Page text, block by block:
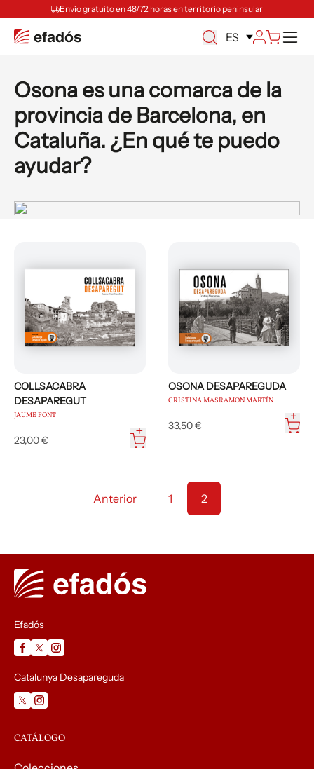
Envío gratuito en 48/72 horas en territorio peninsular
ES
Osona es una comarca de la
provincia de Barcelona, en
Cataluña. ¿En qué te puedo
ayudar?
COLLSACABRA
DESAPAREGUT
JAUME FONT
23,00 €
OSONA DESAPAREGUDA
CRISTINA MASRAMON MARTÍN
33,50 €
Anterior 1 2
Efadós
Catalunya Desapareguda
CATÁLOGO